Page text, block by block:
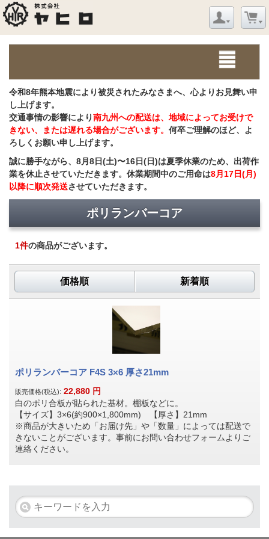
令和8年熊本地震により被災されたみなさまへ、心よりお見舞い申
し上げます。
交通事情の影響により南九州への配送は、地域によってお受けで
きない、または遅れる場合がございます。 何卒ご理解のほど、よ
ろしくお願い申し上げます。
誠に勝手ながら、8月8日(土)〜16日(日)は夏季休業のため、出荷作
業を休止させていただきます。休業期間中のご用命は8月17日(月)
以降に順次発送させていただきます。
ポリランバーコア
1件の商品がございます。
価格順 新着順
ポリランバーコア F4S 3×6 厚さ21mm
販売価格(税込): 22,880 円
白のポリ合板が貼られた基材。棚板などに。
【サイズ】3×6(約900×1,800mm) 【厚さ】21mm
※商品が大きいため「お届け先」や「数量」によっては配送で
きないことがございます。事前にお問い合わせフォームよりご
連絡ください。